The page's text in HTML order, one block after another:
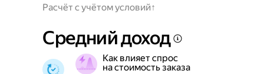
Расчёт с учётом условий
Средний доход
Как влияет спрос
на стоимость заказа